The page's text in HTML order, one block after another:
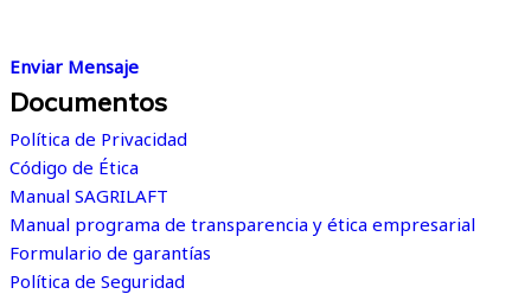
Enviar Mensaje
Documentos
Política de Privacidad
Código de Ética
Manual SAGRILAFT
Manual programa de transparencia y ética empresarial
Formulario de garantías
Política de Seguridad